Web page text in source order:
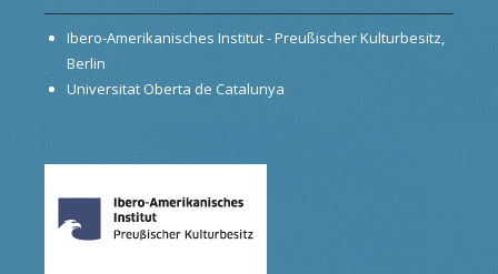
Ibero-Amerikanisches Institut - Preußischer Kulturbesitz,
Berlin
Universitat Oberta de Catalunya